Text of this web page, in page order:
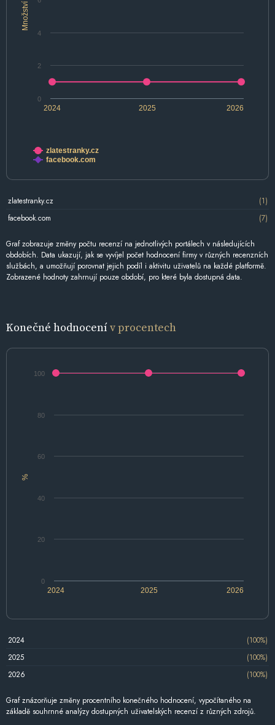
Množství
2024 2025 2026
0
2
4
zlatestranky.cz
facebook.com
zlatestranky.cz
(1)
facebook.com
(7)
Graf zobrazuje změny počtu recenzí na jednotlivých portálech v následujících
obdobích. Data ukazují, jak se vyvíjel počet hodnocení firmy v různých recenzních
službách, a umožňují porovnat jejich podíl i aktivitu uživatelů na každé platformě.
Zobrazené hodnoty zahrnují pouze období, pro které byla dostupná data.
Konečné hodnocenív procentech
%
2024 2025 2026
0
20
40
60
80
100
2024
(100%)
2025
(100%)
2026
(100%)
Graf znázorňuje změny procentního konečného hodnocení, vypočítaného na
základě souhrnné analýzy dostupných uživatelských recenzí z různých zdrojů.